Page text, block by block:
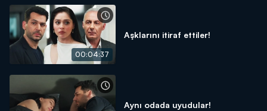
00:04:37
Aşklarını itiraf ettiler!
Aynı odada uyudular!